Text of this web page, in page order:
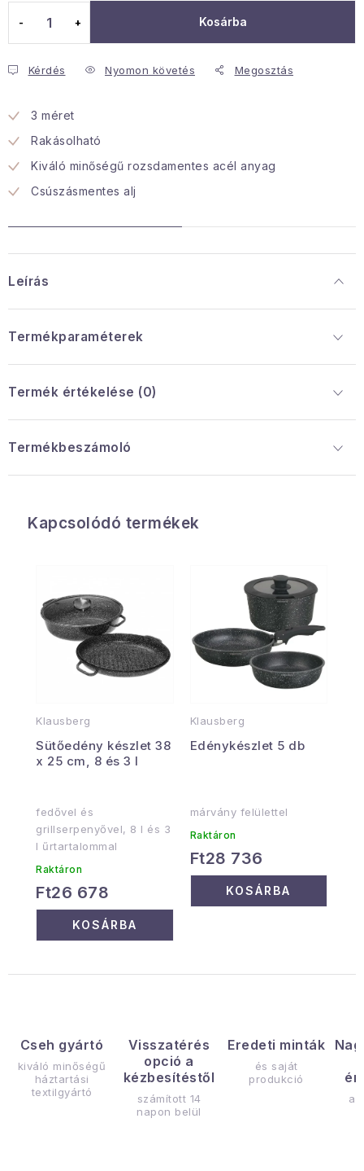
Hogyan kell panaszkodni / visszaadni az áruka
Érintkezés
Kosárba
Kérdés Nyomon követés Megosztás
3 méret
Rakásolható
Kiváló minőségű rozsdamentes acél anyag
Csúszásmentes alj
Cseh gyártó
kiváló minőségű
háztartási
textilgyártó
Visszatérés
opció a
kézbesítéstől
számított 14
napon belül
Eredeti minták
és saját
produkció
Leírás
Termékparaméterek
Termék értékelése (0)
Termékbeszámoló
Kapcsolódó termékek
Klausberg
Sütőedény készlet 38
x 25 cm, 8 és 3 l
fedővel és
grillserpenyővel, 8 l és 3
l űrtartalommal
Raktáron
Ft26 678
KOSÁRBA
Klausberg
Edénykészlet 5 db
márvány felülettel
Raktáron
Ft28 736
KOSÁRBA